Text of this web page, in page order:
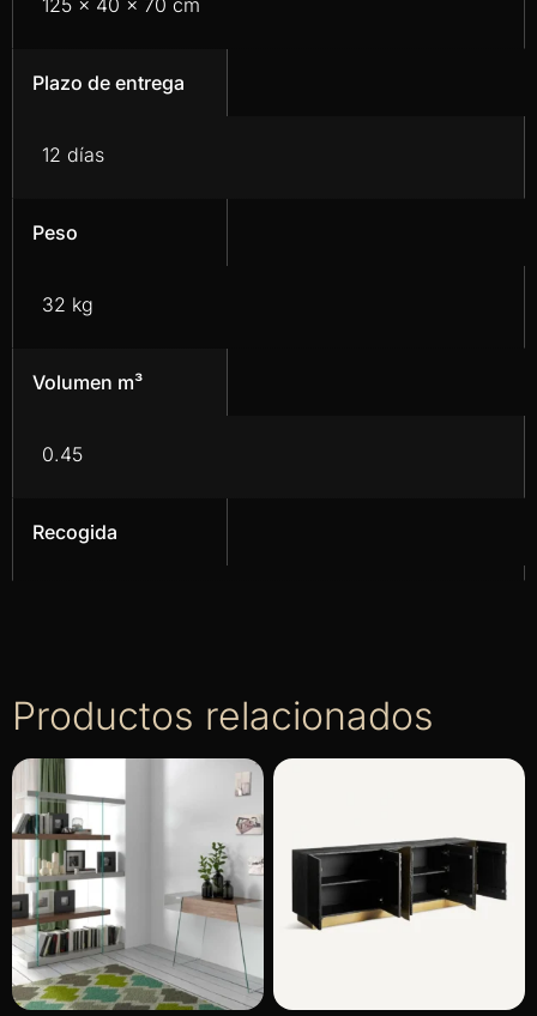
125 x 40 x 70 cm
Plazo de entrega
12 días
Peso
32 kg
Volumen m³
0.45
Recogida
Productos relacionados